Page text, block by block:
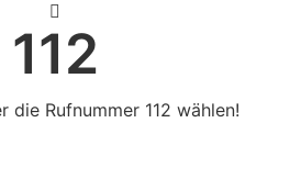
112
die Rufnummer 112 wählen!